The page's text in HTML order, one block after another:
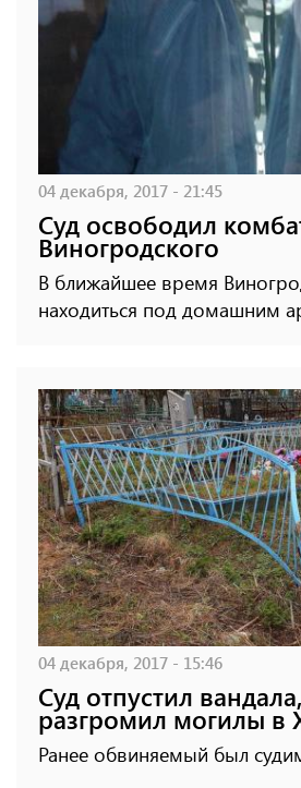
04 декабря, 2017 - 21:45
Суд освободил
Виногродского
В ближайшее время
находиться под домашним
04 декабря, 2017 - 15:46
Суд отпустил
разгромил могилы в
Ранее обвиняемый был